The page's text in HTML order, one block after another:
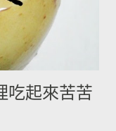
吃起來苦苦